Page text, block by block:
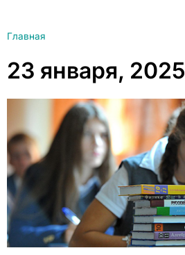
Главная
23 января, 2025